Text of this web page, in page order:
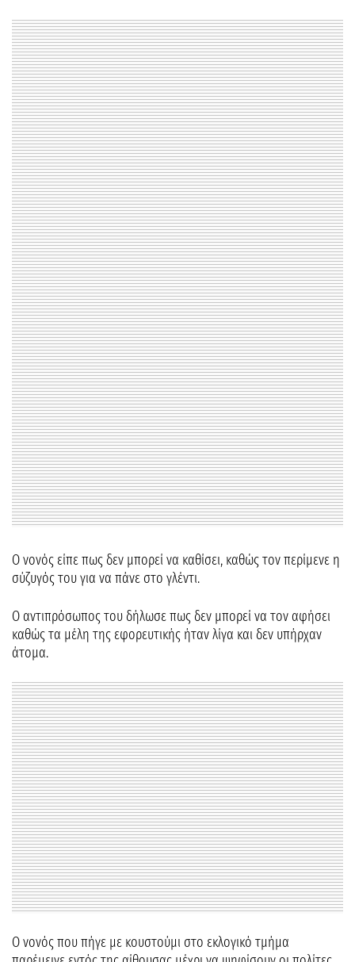
Ο νονός είπε πως δεν μπορεί να καθίσει, καθώς τον περίμενε η
σύζυγός του για να πάνε στο γλέντι.
Ο αντιπρόσωπος του δήλωσε πως δεν μπορεί να τον αφήσει
καθώς τα μέλη της εφορευτικής ήταν λίγα και δεν υπήρχαν
άτομα.
Ο νονός που πήγε με κουστούμι στο εκλογικό τμήμα